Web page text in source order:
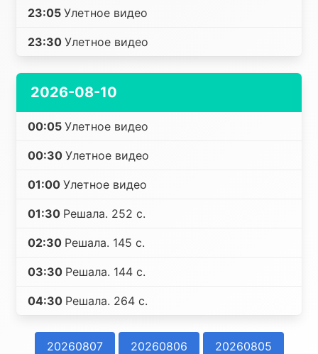
23:05 Улетное видео
23:30 Улетное видео
2026-08-10
00:05 Улетное видео
00:30 Улетное видео
01:00 Улетное видео
01:30 Решала. 252 с.
02:30 Решала. 145 с.
03:30 Решала. 144 с.
04:30 Решала. 264 с.
20260807 20260806
20260805